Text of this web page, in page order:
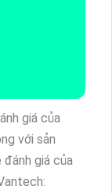
giá của
với sản
giá của